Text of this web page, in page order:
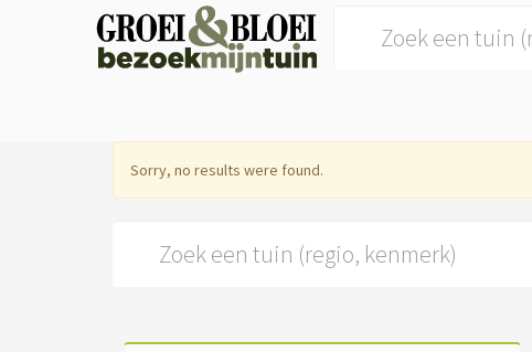
Sorry, no results were found.